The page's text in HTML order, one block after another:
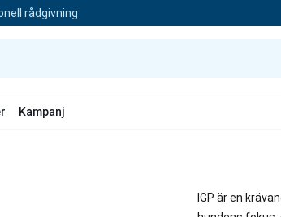
rådgivning
Kampanj
IGP är en